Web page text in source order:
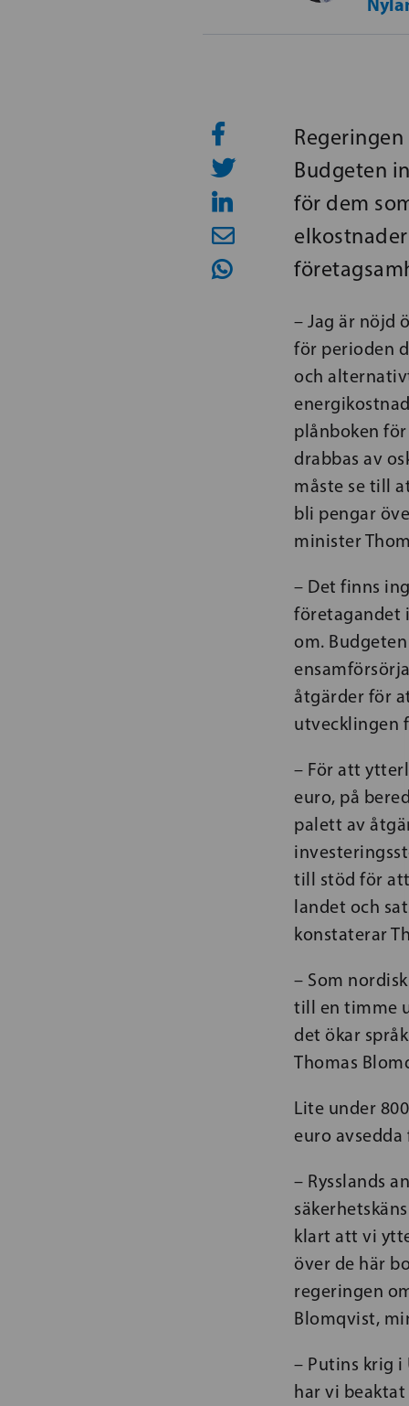
Budgeten
för dem
– Jag är nöjd
för perioden
och
plånboken
drabbas av
måste se till
bli pengar
minister
– Det finns
företagandet
om.
åtgärder för
utvecklingen
– För att
euro, på
palett av
till stöd för
landet och
konstaterar
– Som
till en timme
det ökar
Thomas
Lite under
euro
– Rysslands
klart att vi
över de här
regeringen
Blomqvist,
– Putins krig
har vi